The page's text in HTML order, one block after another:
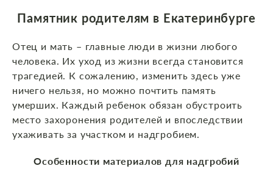
Памятник родителям в Екатеринбурге
Отец и мать – главные люди в жизни любого
человека. Их уход из жизни всегда становится
трагедией. К сожалению, изменить здесь уже
ничего нельзя, но можно почтить память
умерших. Каждый ребенок обязан обустроить
место захоронения родителей и впоследствии
ухаживать за участком и надгробием.
Особенности материалов для надгробий